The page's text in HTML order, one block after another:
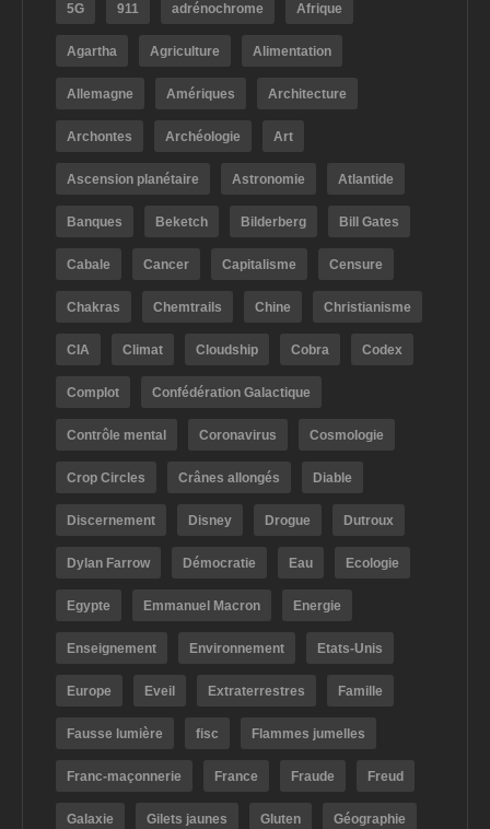
5G 911 adrénochrome Afrique
Agartha Agriculture Alimentation
Allemagne Amériques Architecture
Archontes Archéologie Art
Ascension planétaire Astronomie Atlantide
Banques Beketch Bilderberg Bill Gates
Cabale Cancer Capitalisme Censure
Chakras Chemtrails Chine Christianisme
CIA Climat Cloudship Cobra Codex
Complot Confédération Galactique
Contrôle mental Coronavirus Cosmologie
Crop Circles Crânes allongés Diable
Discernement Disney Drogue Dutroux
Dylan Farrow Démocratie Eau Ecologie
Egypte Emmanuel Macron Energie
Enseignement Environnement Etats-Unis
Europe Eveil Extraterrestres Famille
Fausse lumière fisc Flammes jumelles
Franc-maçonnerie France Fraude Freud
Galaxie Gilets jaunes Gluten Géographie